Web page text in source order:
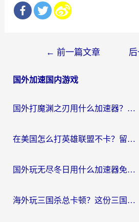
导
← 前一篇文章
国外加速国内游戏
国外打魔渊之刃用什么加速器？2026海外玩家国服游戏加速全攻略（附闪耀暖暖&复苏的魔女避坑指南）
在美国怎么打英雄联盟不卡？留学生亲测的国服游戏加速全攻略
国外玩无尽冬日用什么加速器免费？海外党国服游戏加速避坑指南
海外玩三国杀总卡顿？这份三国杀游戏加速器指南帮你告别延迟烦恼